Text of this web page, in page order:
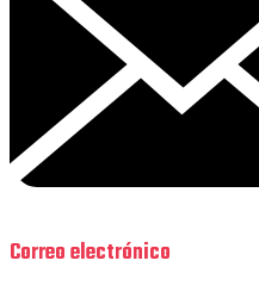
Correo electrónico